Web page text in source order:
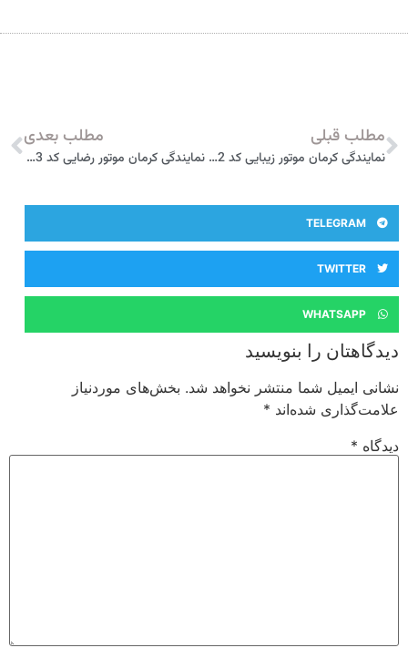
مطلب قبلی
نمایندگی کرمان موتور زیبایی کد 2202 اهواز
مطلب بعدی
نمایندگی کرمان موتور رضایی کد 2403 شاهرود
TELEGRAM
TWITTER
WHATSAPP
دیدگاهتان را بنویسید
نشانی ایمیل شما منتشر نخواهد شد. بخش‌های موردنیاز
علامت‌گذاری شده‌اند*
دیدگاه*